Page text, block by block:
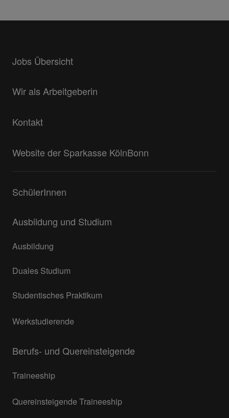
Jobs Übersicht
Wir als Arbeitgeberin
Kontakt
Website der Sparkasse KölnBonn
SchülerInnen
Ausbildung und Studium
Ausbildung
Duales Studium
Studentisches Praktikum
Werkstudierende
Berufs- und Quereinsteigende
Traineeship
Quereinsteigende Traineeship